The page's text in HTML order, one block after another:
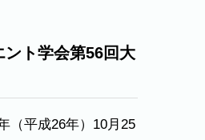
ント学会第56回大
（平成26年）10月25